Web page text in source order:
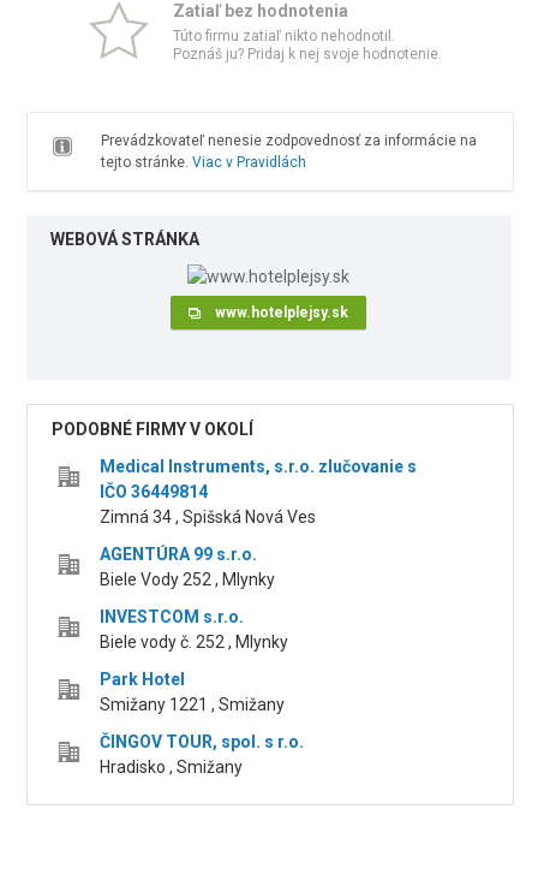
Zatiaľ bez hodnotenia
Túto firmu zatiaľ nikto nehodnotil.
Poznáš ju? Pridaj k nej svoje hodnotenie.
Prevádzkovateľ nenesie zodpovednosť za informácie na
tejto stránke. Viac v Pravidlách
WEBOVÁ STRÁNKA
www.hotelplejsy.sk
PODOBNÉ FIRMY V OKOLÍ
Medical Instruments, s.r.o. zlučovanie s
IČO 36449814
Zimná 34 , Spišská Nová Ves
AGENTÚRA 99 s.r.o.
Biele Vody 252 , Mlynky
INVESTCOM s.r.o.
Biele vody č. 252 , Mlynky
Park Hotel
Smižany 1221 , Smižany
ČINGOV TOUR, spol. s r.o.
Hradisko , Smižany